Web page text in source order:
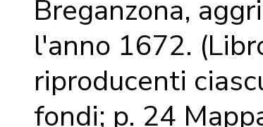
Breganzona,
l'anno 1672.
riproducenti
fondi; p. 24